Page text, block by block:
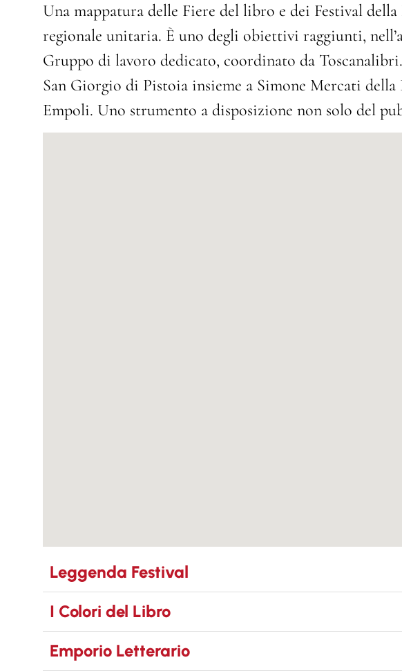
Una mappatura delle Fiere del libro e dei Festival
regionale unitaria. È uno degli obiettivi raggiunti,
Gruppo di lavoro dedicato, coordinato da
San Giorgio di Pistoia insieme a Simone Mercati
Empoli. Uno strumento a disposizione non solo del
Leggenda Festival
I Colori del Libro
Emporio Letterario